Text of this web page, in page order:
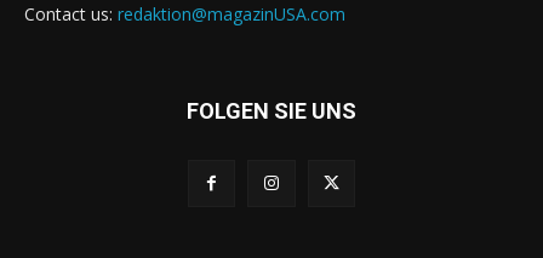
Contact us: redaktion@magazinUSA.com
FOLGEN SIE UNS